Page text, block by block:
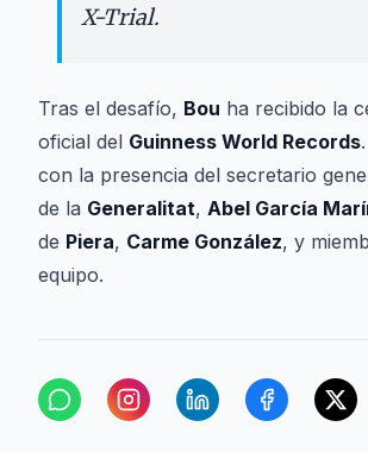
X-Trial.
Tras el desafío, Bou ha recibido la
oficial del Guinness World Records
con la presencia del secretario
de la Generalitat, Abel García
de Piera, Carme González, y
equipo.